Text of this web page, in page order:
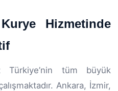
Hizmetinde
Türkiye’nin tüm büyük
Ankara, İzmir,